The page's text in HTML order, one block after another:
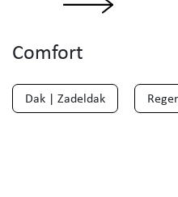
Comfort
Dak | Zadeldak